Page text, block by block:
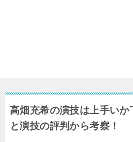
高畑充希の演技は上手い
と演技の評判から考察！